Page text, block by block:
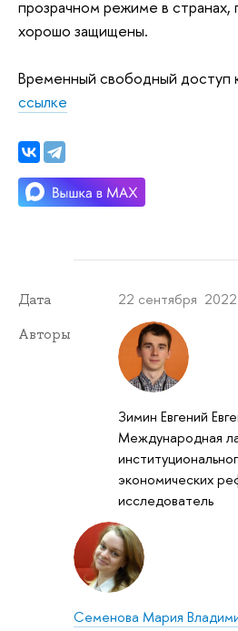
прозрачном режиме в странах,
хорошо защищены.
Временный свободный доступ
ссылке
Дата 22 сентября 2022
Авторы
Зимин Евгений
Международная
экономических
исследователь
Семенова Мария